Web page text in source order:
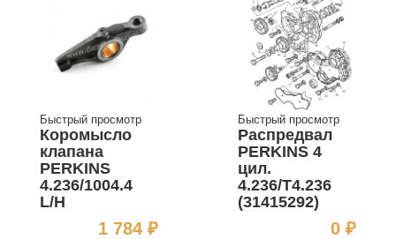
Быстрый просмотр
Коромысло
клапана
PERKINS
4.236/1004.4
L/H
1 784 ₽Цена
Быстрый просмотр
Распредвал
PERKINS 4
цил.
4.236/T4.236
(31415292)
0 ₽